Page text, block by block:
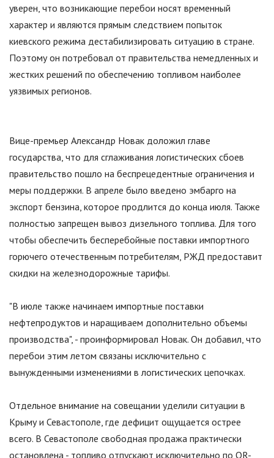
уверен, что возникающие перебои носят временный
характер и являются прямым следствием попыток
киевского режима дестабилизировать ситуацию в стране.
Поэтому он потребовал от правительства немедленных и
жестких решений по обеспечению топливом наиболее
уязвимых регионов.
Вице-премьер Александр Новак доложил главе
государства, что для сглаживания логистических сбоев
правительство пошло на беспрецедентные ограничения и
меры поддержки. В апреле было введено эмбарго на
экспорт бензина, которое продлится до конца июля. Также
полностью запрещен вывоз дизельного топлива. Для того
чтобы обеспечить бесперебойные поставки импортного
горючего отечественным потребителям, РЖД предоставит
скидки на железнодорожные тарифы.
"В июле также начинаем импортные поставки
нефтепродуктов и наращиваем дополнительно объемы
производства", - проинформировал Новак. Он добавил, что
перебои этим летом связаны исключительно с
вынужденными изменениями в логистических цепочках.
Отдельное внимание на совещании уделили ситуации в
Крыму и Севастополе, где дефицит ощущается острее
всего. В Севастополе свободная продажа практически
остановлена - топливо отпускают исключительно по QR-